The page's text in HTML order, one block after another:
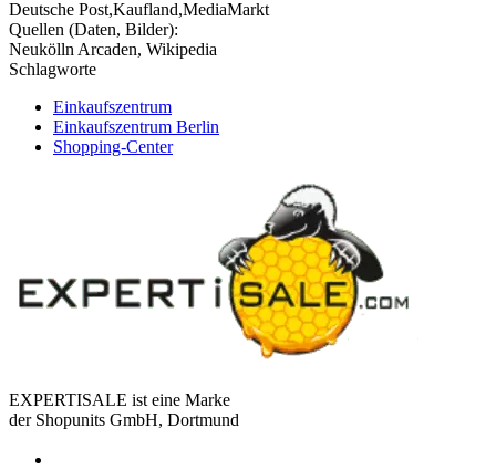
Deutsche Post,Kaufland,MediaMarkt
Quellen (Daten, Bilder):
Neukölln Arcaden, Wikipedia
Schlagworte
Einkaufszentrum
Einkaufszentrum Berlin
Shopping-Center
EXPERTISALE ist eine Marke
der Shopunits GmbH, Dortmund